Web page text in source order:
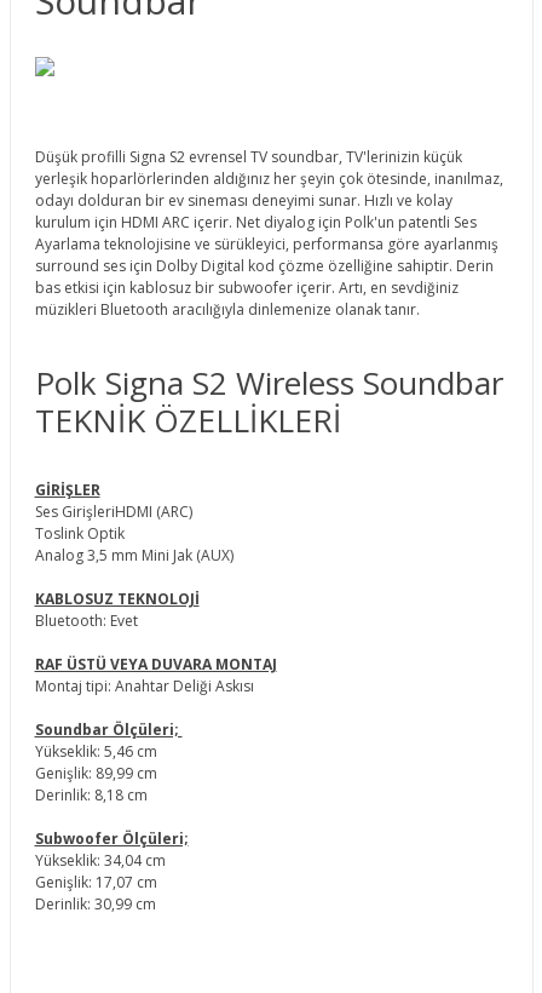
Düşük profilli Signa S2 evrensel TV soundbar, TV'lerinizin küçük
yerleşik hoparlörlerinden aldığınız her şeyin çok ötesinde, inanılmaz,
odayı dolduran bir ev sineması deneyimi sunar. Hızlı ve kolay
kurulum için HDMI ARC içerir. Net diyalog için Polk'un patentli Ses
Ayarlama teknolojisine ve sürükleyici, performansa göre ayarlanmış
surround ses için Dolby Digital kod çözme özelliğine sahiptir. Derin
bas etkisi için kablosuz bir subwoofer içerir. Artı, en sevdiğiniz
müzikleri Bluetooth aracılığıyla dinlemenize olanak tanır.
Polk Signa S2 Wireless Soundbar
TEKNİK ÖZELLİKLERİ
GİRİŞLER
Ses GirişleriHDMI (ARC)
Toslink Optik
Analog 3,5 mm Mini Jak (AUX)
KABLOSUZ TEKNOLOJİ
Bluetooth: Evet
RAF ÜSTÜ VEYA DUVARA MONTAJ
Montaj tipi: Anahtar Deliği Askısı
Soundbar Ölçüleri;
Yükseklik: 5,46 cm
Genişlik: 89,99 cm
Derinlik: 8,18 cm
Subwoofer Ölçüleri;
Yükseklik: 34,04 cm
Genişlik: 17,07 cm
Derinlik: 30,99 cm